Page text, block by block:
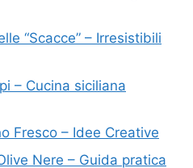
“Scacce” – Irresistibili
– Cucina siciliana
Fresco – Idee Creative
Nere – Guida pratica